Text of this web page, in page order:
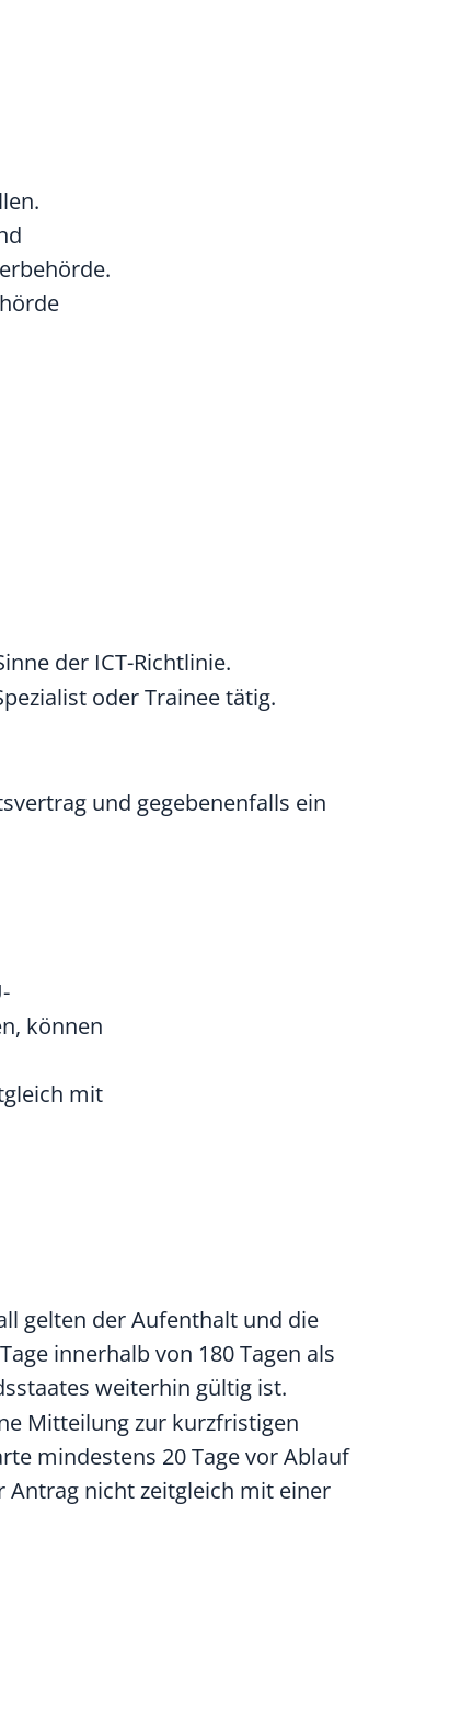
der ICT-Richtlinie.
oder Trainee tätig.
und gegebenenfalls ein
können
mit
gelten der Aufenthalt und die
innerhalb von 180 Tagen als
weiterhin gültig ist.
Mitteilung zur kurzfristigen
mindestens 20 Tage vor Ablauf
nicht zeitgleich mit einer